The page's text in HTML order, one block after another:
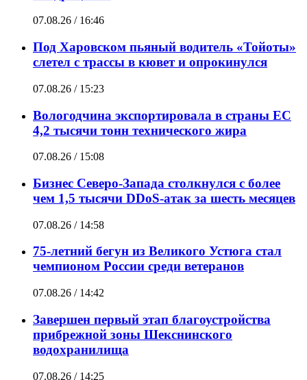
07.08.26 / 16:46
Под Харовском пьяный водитель «Тойоты»
слетел с трассы в кювет и опрокинулся
07.08.26 / 15:23
Вологодчина экспортировала в страны ЕС
4,2 тысячи тонн технического жира
07.08.26 / 15:08
Бизнес Северо-Запада столкнулся с более
чем 1,5 тысячи DDoS-атак за шесть месяцев
07.08.26 / 14:58
75-летний бегун из Великого Устюга стал
чемпионом России среди ветеранов
07.08.26 / 14:42
Завершен первый этап благоустройства
прибрежной зоны Шекснинского
водохранилища
07.08.26 / 14:25